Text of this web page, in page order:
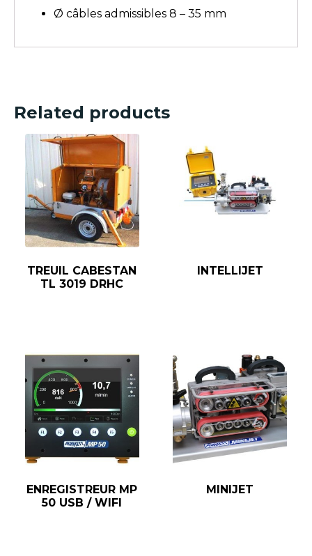
Ø câbles admissibles 8 – 35 mm
Related products
TREUIL CABESTAN
TL 3019 DRHC
INTELLIJET
ENREGISTREUR MP
50 USB / WIFI
MINIJET